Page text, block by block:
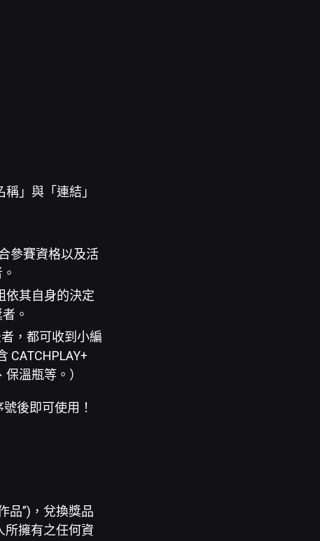
」與「連結」
參賽資格以及活
依其自身的決定
。
，都可收到小編
CATCHPLAY+
溫瓶等。）
後即可使用！
品”)，兌換獎品
所擁有之任何資